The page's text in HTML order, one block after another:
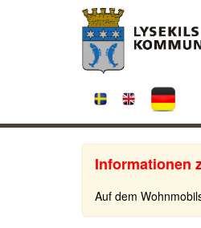
Informationen
Auf dem